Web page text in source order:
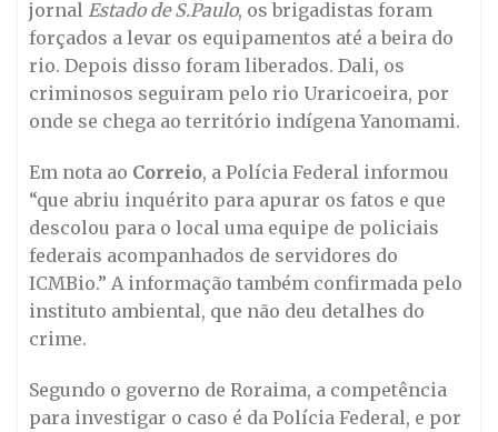
jornal Estado de S.Paulo, os brigadistas foram
forçados a levar os equipamentos até a beira do
rio. Depois disso foram liberados. Dali, os
criminosos seguiram pelo rio Uraricoeira, por
onde se chega ao território indígena Yanomami.
Em nota ao Correio, a Polícia Federal informou
“que abriu inquérito para apurar os fatos e que
descolou para o local uma equipe de policiais
federais acompanhados de servidores do
ICMBio.” A informação também confirmada pelo
instituto ambiental, que não deu detalhes do
crime.
Segundo o governo de Roraima, a competência
para investigar o caso é da Polícia Federal, e por